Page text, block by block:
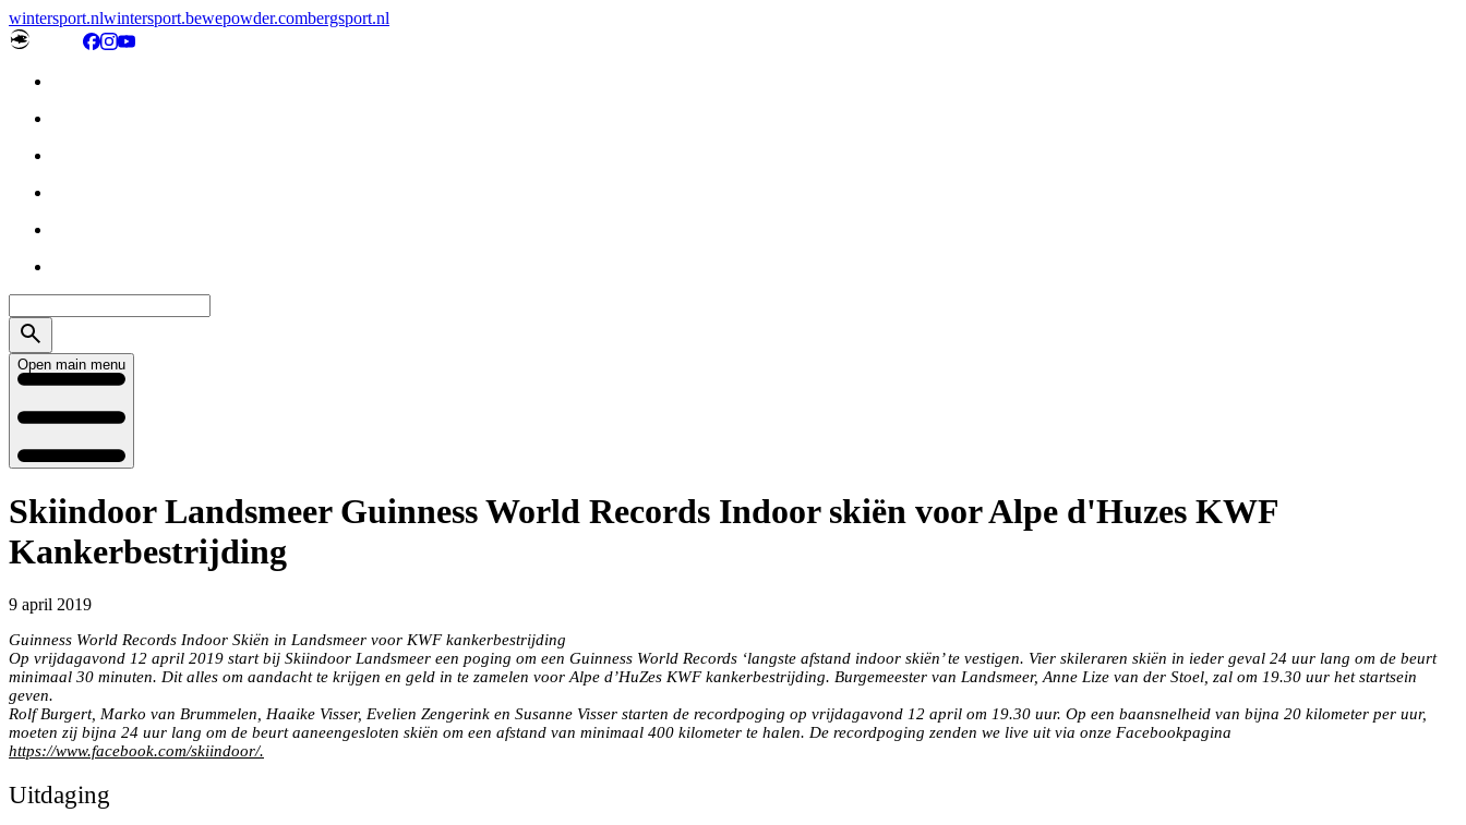
wintersport.nlwintersport.bewepowder.combergsport.nl
Open main menu
Skiindoor Landsmeer Guinness World Records Indoor skiën voor Alpe d'Huzes KWF
Kankerbestrijding
9 april 2019
Guinness World Records Indoor Skiën in Landsmeer voor KWF kankerbestrijding
Op vrijdagavond 12 april 2019 start bij Skiindoor Landsmeer een poging om een Guinness World Records ‘langste afstand indoor skiën’ te vestigen. Vier skileraren skiën in ieder geval 24 uur lang om de beurt
minimaal 30 minuten. Dit alles om aandacht te krijgen en geld in te zamelen voor Alpe d’HuZes KWF kankerbestrijding. Burgemeester van Landsmeer, Anne Lize van der Stoel, zal om 19.30 uur het startsein
geven.
Rolf Burgert, Marko van Brummelen, Haaike Visser, Evelien Zengerink en Susanne Visser starten de recordpoging op vrijdagavond 12 april om 19.30 uur. Op een baansnelheid van bijna 20 kilometer per uur,
moeten zij bijna 24 uur lang om de beurt aaneengesloten skiën om een afstand van minimaal 400 kilometer te halen. De recordpoging zenden we live uit via onze Facebookpagina
https://www.facebook.com/skiindoor/.
Uitdaging